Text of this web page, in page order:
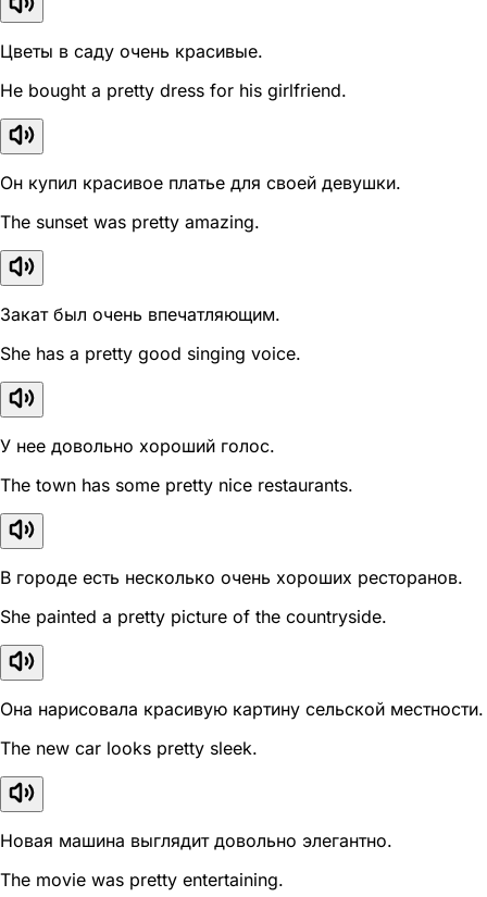
Цветы в саду очень красивые.
He bought a pretty dress for his girlfriend.
Он купил красивое платье для своей девушки.
The sunset was pretty amazing.
Закат был очень впечатляющим.
She has a pretty good singing voice.
У нее довольно хороший голос.
The town has some pretty nice restaurants.
В городе есть несколько очень хороших ресторанов.
She painted a pretty picture of the countryside.
Она нарисовала красивую картину сельской местности.
The new car looks pretty sleek.
Новая машина выглядит довольно элегантно.
The movie was pretty entertaining.